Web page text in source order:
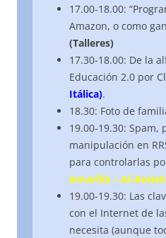
17.00-18.00:
Amazon, o como
(Talleres)
17.30-18.00: De la
Educación 2.0 por
Itálica).
18.30: Foto de
19.00-19.30: Spam,
manipulación en
para controlarlas
Amarilla – Al-
19.00-19.30: Las
con el Internet de
necesita (aunque